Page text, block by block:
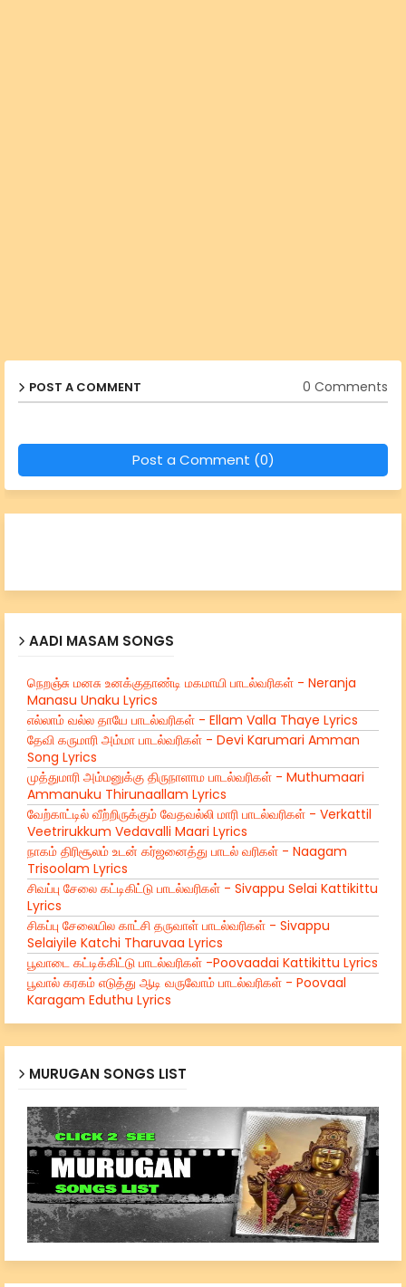
POST A COMMENT 0 Comments
Post a Comment (0)
AADI MASAM SONGS
நெறஞ்சு மனசு உனக்குதாண்டி மகமாயி பாடல்வரிகள் - Neranja
Manasu Unaku Lyrics
எல்லாம் வல்ல தாயே பாடல்வரிகள் - Ellam Valla Thaye Lyrics
தேவி கருமாரி அம்மா பாடல்வரிகள் - Devi Karumari Amman
Song Lyrics
முத்துமாரி அம்மனுக்கு திருநாளாம பாடல்வரிகள் - Muthumaari
Ammanuku Thirunaallam Lyrics
வேற்காட்டில் வீற்றிருக்கும் வேதவல்லி மாரி பாடல்வரிகள் - Verkattil
Veetrirukkum Vedavalli Maari Lyrics
நாகம் திரிசூலம் உடன் கர்ஜனைத்து பாடல் வரிகள் - Naagam
Trisoolam Lyrics
சிவப்பு சேலை கட்டிகிட்டு பாடல்வரிகள் - Sivappu Selai Kattikittu
Lyrics
சிகப்பு சேலையில காட்சி தருவாள் பாடல்வரிகள் - Sivappu
Selaiyile Katchi Tharuvaa Lyrics
பூவாடை கட்டிக்கிட்டு பாடல்வரிகள் -Poovaadai Kattikittu Lyrics
பூவால் கரகம் எடுத்து ஆடி வருவோம் பாடல்வரிகள் - Poovaal
Karagam Eduthu Lyrics
MURUGAN SONGS LIST